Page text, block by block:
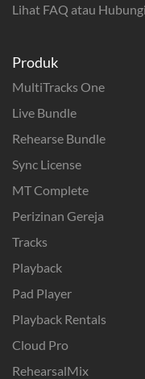
Produk
MultiTracks One
Live Bundle
Rehearse Bundle
Sync License
MT Complete
Perizinan Gereja
Tracks
Playback
Pad Player
Playback Rentals
Cloud Pro
RehearsalMix
Lihat FAQ atau